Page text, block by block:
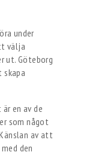
under
välja
ut. Göteborg
en av de
som något
av att
den